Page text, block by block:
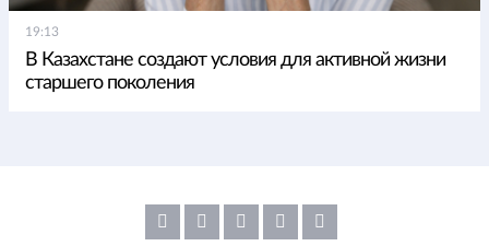
19:13
В Казахстане создают условия для активной жизни
старшего поколения